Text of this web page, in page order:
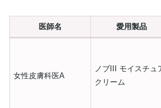
医師名 愛用製品
女性皮膚科医A
ノブIII モイスチュ
クリーム